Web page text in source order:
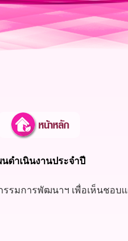
นดำเนินงานประจำปี
รมการพัฒนาฯ เพื่อเห็นชอบแ